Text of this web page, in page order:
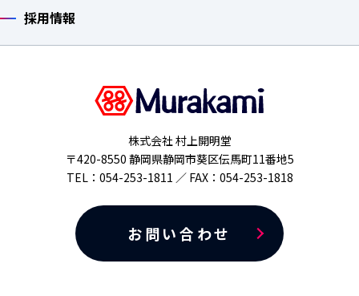
採用情報
株式会社 村上開明堂
〒420-8550 静岡県静岡市葵区伝馬町11番地5
TEL：054-253-1811 ／ FAX：054-253-1818
お問い合わせ